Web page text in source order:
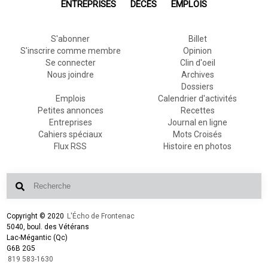
ENTREPRISES DÉCÈS EMPLOIS
S'abonner
S'inscrire comme membre
Se connecter
Nous joindre
Billet
Opinion
Clin d'oeil
Archives
Dossiers
Emplois
Petites annonces
Entreprises
Cahiers spéciaux
Flux RSS
Calendrier d'activités
Recettes
Journal en ligne
Mots Croisés
Histoire en photos
Copyright © 2020 L'Écho de Frontenac
5040, boul. des Vétérans
Lac-Mégantic (Qc)
G6B 2G5
819 583-1630